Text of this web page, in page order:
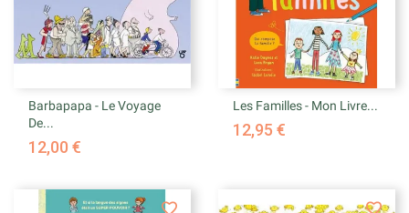
Barbapapa - Le Voyage
De...
12,00 €
Les Familles - Mon Livre...
12,95 €